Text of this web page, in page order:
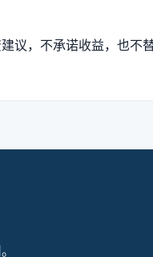
议，不承诺收益，也不